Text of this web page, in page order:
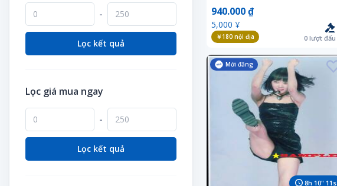
Trò chơi giải trí Pachinko
Tư trang quân đội
Thời trang thể thao
Thực phẩm bổ sung năng lượng
Vé xem thể thao
Vòng theo dõi vận động
-
Lọc kết quả
Lọc giá mua ngay
-
Lọc kết quả
940.000 ₫
5,000 ¥
￥180nội địa 0 lượt đấu
8h 10" 09 s
Mới đăng